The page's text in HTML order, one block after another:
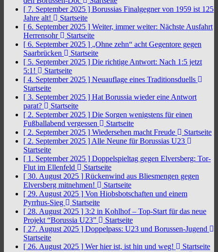
[ 7. September 2025 ] Borussias Finalgegner von 1959 ist 125
Jahre alt!
Startseite
[ 6. September 2025 ] Weiter, immer weiter: Nächste Ausfahrt
Herrensohr
Startseite
[ 6. September 2025 ] „Ohne zehn“ acht Gegentore gegen
Saarbrücken
Startseite
[ 5. September 2025 ] Die richtige Antwort: Nach 1:5 jetzt
5:1!
Startseite
[ 4. September 2025 ] Neuauflage eines Traditionsduells
Startseite
[ 3. September 2025 ] Hat Borussia wieder eine Antwort
parat?
Startseite
[ 2. September 2025 ] Die Sorgen wenigstens für einen
Fußballabend vergessen
Startseite
[ 2. September 2025 ] Wiedersehen macht Freude
Startseite
[ 2. September 2025 ] Alle Neune für Borussias U23
Startseite
[ 1. September 2025 ] Doppelspieltag gegen Elversberg: Tor-
Flut im Ellenfeld
Startseite
[ 30. August 2025 ] Rückenwind aus Bliesmengen gegen
Elversberg mitnehmen!
Startseite
[ 29. August 2025 ] Von Hiobsbotschaften und einem
Pyrrhus-Sieg
Startseite
[ 28. August 2025 ] 3:2 in Kohlhof – Top-Start für das neue
Projekt “Borussia U23”
Startseite
[ 27. August 2025 ] Doppelpass: U23 und Borussen-Jugend
Startseite
[ 26. August 2025 ] Wer hier ist, ist hin und weg!
Startseite